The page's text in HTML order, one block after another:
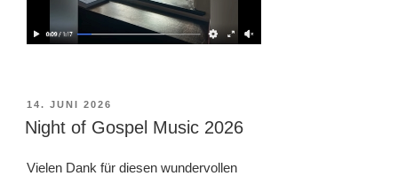
VERÖFFENTLICHT
AM
14. JUNI 2026
Night of Gospel Music 2026
Vielen Dank für diesen wundervollen